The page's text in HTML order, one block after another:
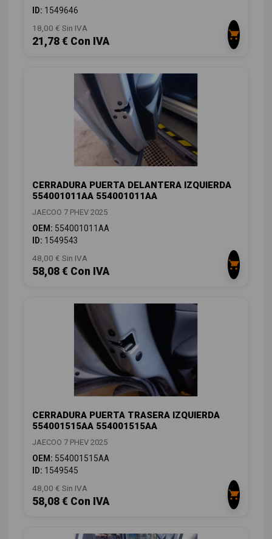
ID: 1549646
18,00 € Sin IVA
21,78 € Con IVA
CERRADURA PUERTA DELANTERA IZQUIERDA
554001011AA 554001011AA
JAECOO 7 PHEV 2025
OEM: 554001011AA
ID: 1549543
48,00 € Sin IVA
58,08 € Con IVA
CERRADURA PUERTA TRASERA IZQUIERDA
554001515AA 554001515AA
JAECOO 7 PHEV 2025
OEM: 554001515AA
ID: 1549545
48,00 € Sin IVA
58,08 € Con IVA